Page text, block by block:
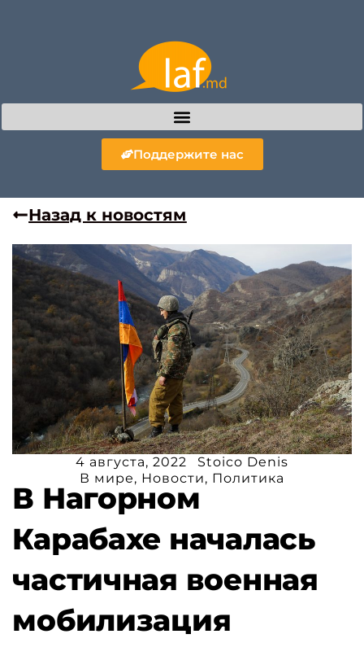
Поддержите нас
Назад к новостям
4 августа, 2022
Stoico Denis
В мире, Новости, Политика
В Нагорном
Карабахе началась
частичная военная
мобилизация